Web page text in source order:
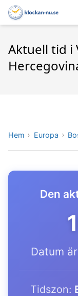
Aktuell tid i
Hem Europa
Den
Datum är
Tidszon: